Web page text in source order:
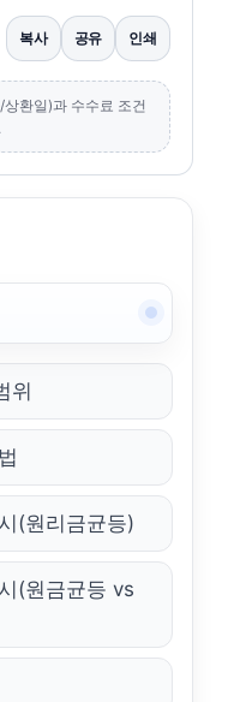
복사 공유 인쇄
환일)과 수수료 조건
위
(원리금균등)
(원금균등 vs